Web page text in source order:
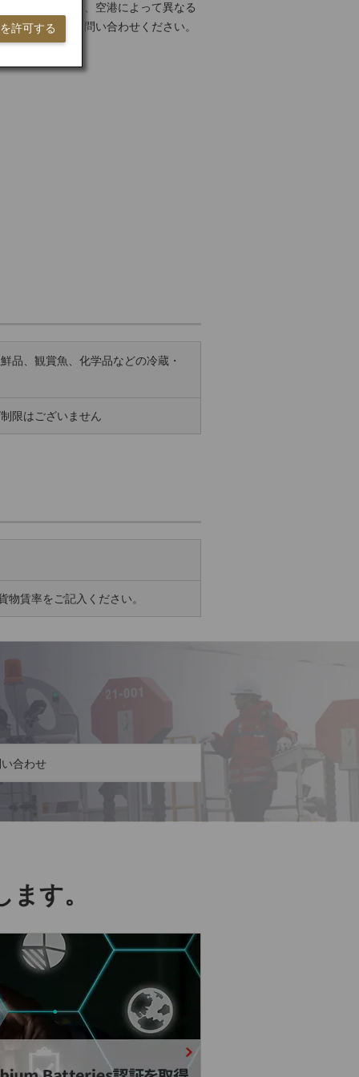
時間については、空港によって異なる
前にご確認・お問い合わせください。
品、観賞魚、化学品などの冷蔵・
限はございません
物賃率をご記入ください。
合わせ
す。
許可する